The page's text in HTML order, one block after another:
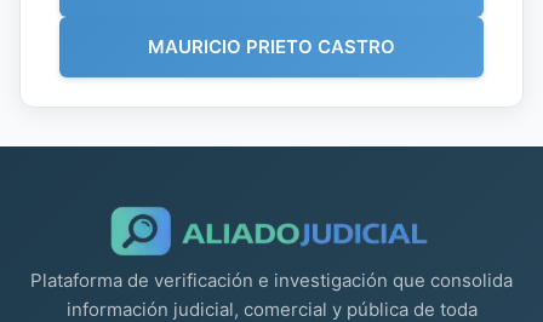
MAURICIO PRIETO CASTRO
Plataforma de verificación e investigación que consolida
información judicial, comercial y pública de toda